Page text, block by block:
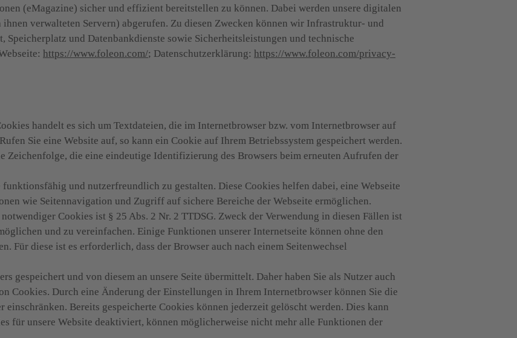
(eMagazine) sicher und effizient bereitstellen zu können. Dabei werden unsere digitalen
verwalteten Servern) abgerufen. Zu diesen Zwecken können wir Infrastruktur- und
Speicherplatz und Datenbankdienste sowie Sicherheitsleistungen und technische
https://www.foleon.com/; Datenschutzerklärung: https://www.foleon.com/privacy-
handelt es sich um Textdateien, die im Internetbrowser bzw. vom Internetbrowser auf
Sie eine Website auf, so kann ein Cookie auf Ihrem Betriebssystem gespeichert werden.
Zeichenfolge, die eine eindeutige Identifizierung des Browsers beim erneuten Aufrufen der
und nutzerfreundlich zu gestalten. Diese Cookies helfen dabei, eine Webseite
wie Seitennavigation und Zugriff auf sichere Bereiche der Webseite ermöglichen.
Cookies ist § 25 Abs. 2 Nr. 2 TTDSG. Zweck der Verwendung in diesen Fällen ist
und zu vereinfachen. Einige Funktionen unserer Internetseite können ohne den
Für diese ist es erforderlich, dass der Browser auch nach einem Seitenwechsel
gespeichert und von diesem an unsere Seite übermittelt. Daher haben Sie als Nutzer auch
Cookies. Durch eine Änderung der Einstellungen in Ihrem Internetbrowser können Sie die
Bereits gespeicherte Cookies können jederzeit gelöscht werden. Dies kann
für unsere Website deaktiviert, können möglicherweise nicht mehr alle Funktionen der